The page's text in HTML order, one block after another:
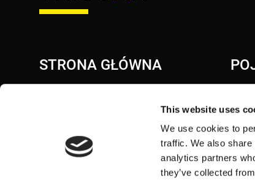
This website uses
We use cookies to
traffic. We also
analytics partners
they’ve collected
STRONA GŁÓWNA